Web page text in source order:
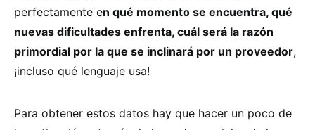
perfectamente en qué momento se encuentra, qué
nuevas dificultades enfrenta, cuál será la razón
primordial por la que se inclinará por un proveedor,
¡incluso qué lenguaje usa!
Para obtener estos datos hay que hacer un poco de